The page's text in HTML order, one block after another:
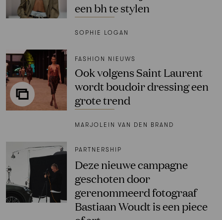
een bh te stylen
SOPHIE LOGAN
FASHION NIEUWS
Ook volgens Saint Laurent
wordt boudoir dressing een
grote trend
MARJOLEIN VAN DEN BRAND
PARTNERSHIP
Deze nieuwe campagne
geschoten door
gerenommeerd fotograaf
Bastiaan Woudt is een piece